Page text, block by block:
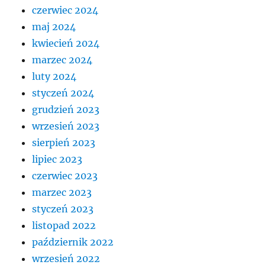
czerwiec 2024
maj 2024
kwiecień 2024
marzec 2024
luty 2024
styczeń 2024
grudzień 2023
wrzesień 2023
sierpień 2023
lipiec 2023
czerwiec 2023
marzec 2023
styczeń 2023
listopad 2022
październik 2022
wrzesień 2022